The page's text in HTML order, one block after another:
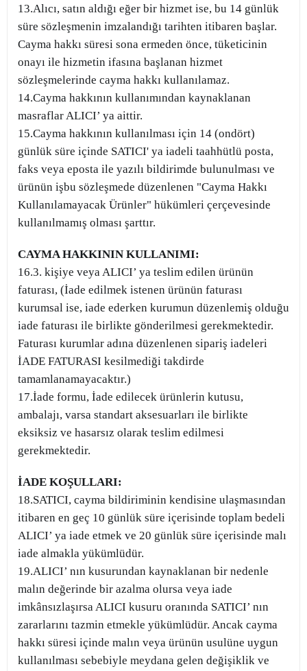
13.Alıcı, satın aldığı eğer bir hizmet ise, bu 14 günlük
süre sözleşmenin imzalandığı tarihten itibaren başlar.
Cayma hakkı süresi sona ermeden önce, tüketicinin
onayı ile hizmetin ifasına başlanan hizmet
sözleşmelerinde cayma hakkı kullanılamaz.
14.Cayma hakkının kullanımından kaynaklanan
masraflar ALICI’ ya aittir.
15.Cayma hakkının kullanılması için 14 (ondört)
günlük süre içinde SATICI' ya iadeli taahhütlü posta,
faks veya eposta ile yazılı bildirimde bulunulması ve
ürünün işbu sözleşmede düzenlenen "Cayma Hakkı
Kullanılamayacak Ürünler" hükümleri çerçevesinde
kullanılmamış olması şarttır.
CAYMA HAKKININ KULLANIMI:
16.3. kişiye veya ALICI’ ya teslim edilen ürünün
faturası, (İade edilmek istenen ürünün faturası
kurumsal ise, iade ederken kurumun düzenlemiş olduğu
iade faturası ile birlikte gönderilmesi gerekmektedir.
Faturası kurumlar adına düzenlenen sipariş iadeleri
İADE FATURASI kesilmediği takdirde
tamamlanamayacaktır.)
17.İade formu, İade edilecek ürünlerin kutusu,
ambalajı, varsa standart aksesuarları ile birlikte
eksiksiz ve hasarsız olarak teslim edilmesi
gerekmektedir.
İADE KOŞULLARI:
18.SATICI, cayma bildiriminin kendisine ulaşmasından
itibaren en geç 10 günlük süre içerisinde toplam bedeli
ALICI’ ya iade etmek ve 20 günlük süre içerisinde malı
iade almakla yükümlüdür.
19.ALICI’ nın kusurundan kaynaklanan bir nedenle
malın değerinde bir azalma olursa veya iade
imkânsızlaşırsa ALICI kusuru oranında SATICI’ nın
zararlarını tazmin etmekle yükümlüdür. Ancak cayma
hakkı süresi içinde malın veya ürünün usulüne uygun
kullanılması sebebiyle meydana gelen değişiklik ve